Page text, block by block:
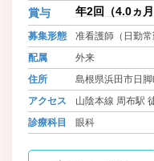
賞与 年2回（4.0ヵ月
募集形態
准看護師（日勤常
配属
外来
住所
島根県浜田市日
アクセス
山陰本線 周布駅
診療科目
眼科